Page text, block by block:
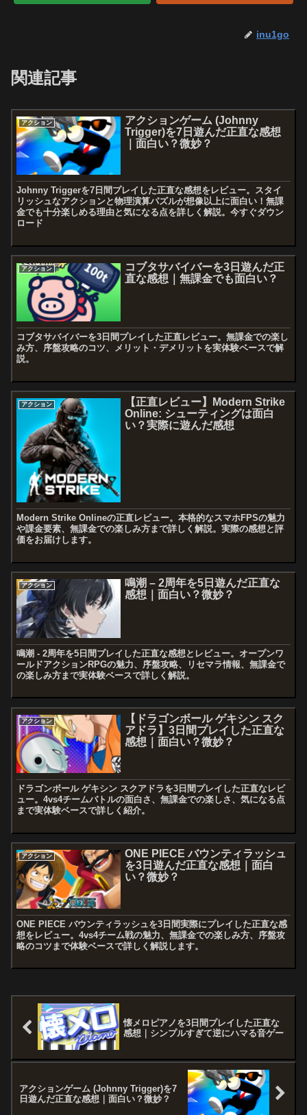
inu1go
関連記事
アクション
アクションゲーム (Johnny
Trigger)を7日遊んだ正直な感想
｜面白い？微妙？
Johnny Triggerを7日間プレイした正直な感想をレビュー。スタイ
リッシュなアクションと物理演算パズルが想像以上に面白い！無課
金でも十分楽しめる理由と気になる点を詳しく解説。今すぐダウン
ロード
アクション
コブタサバイバーを3日遊んだ正
直な感想｜無課金でも面白い？
コブタサバイバーを3日間プレイした正直レビュー。無課金での楽し
み方、序盤攻略のコツ、メリット・デメリットを実体験ベースで解
説。
アクション
【正直レビュー】Modern Strike
Online: シューティングは面白
い？実際に遊んだ感想
Modern Strike Onlineの正直レビュー。本格的なスマホFPSの魅力
や課金要素、無課金での楽しみ方まで詳しく解説。実際の感想と評
価をお届けします。
アクション
鳴潮 – 2周年を5日遊んだ正直な
感想｜面白い？微妙？
鳴潮 - 2周年を5日間プレイした正直な感想とレビュー。オープンワ
ールドアクションRPGの魅力、序盤攻略、リセマラ情報、無課金で
の楽しみ方まで実体験ベースで詳しく解説。
アクション
【ドラゴンボール ゲキシン スク
アドラ】3日間プレイした正直な
感想｜面白い？微妙？
ドラゴンボール ゲキシン スクアドラを3日間プレイした正直なレビ
ュー。4vs4チームバトルの面白さ、無課金での楽しさ、気になる点
まで実体験ベースで詳しく紹介。
アクション
ONE PIECE バウンティラッシュ
を3日遊んだ正直な感想｜面白
い？微妙？
ONE PIECE バウンティラッシュを3日間実際にプレイした正直な感
想をレビュー。4vs4チーム戦の魅力、無課金での楽しみ方、序盤攻
略のコツまで体験ベースで詳しく解説します。
懐メロピアノを3日間プレイした正直な
感想｜シンプルすぎて逆にハマる音ゲー
アクションゲーム (Johnny Trigger)を7
日遊んだ正直な感想｜面白い？微妙？